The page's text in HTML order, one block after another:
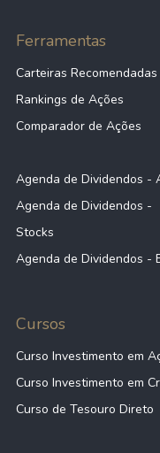
Ferramentas
Carteiras Recomendadas
Rankings de Ações
Comparador de Ações
Agenda de Dividendos -
Agenda de Dividendos -
Stocks
Agenda de Dividendos -
Cursos
Curso Investimento em
Curso Investimento em
Curso de Tesouro Direto